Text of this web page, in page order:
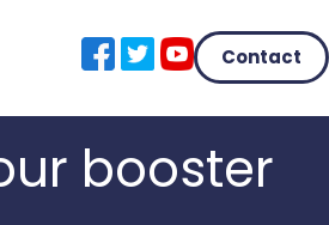
Contact
booster